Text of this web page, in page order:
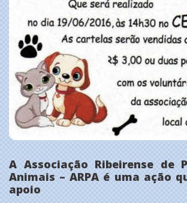
A Associação Ribeirense de
Animais – ARPA é uma ação
apoio